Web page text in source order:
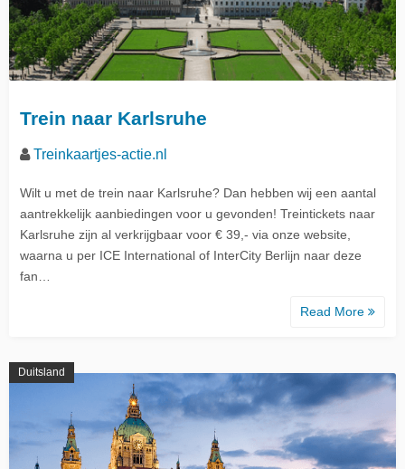
Trein naar Karlsruhe
Treinkaartjes-actie.nl
Wilt u met de trein naar Karlsruhe? Dan hebben wij een aantal
aantrekkelijk aanbiedingen voor u gevonden! Treintickets naar
Karlsruhe zijn al verkrijgbaar voor € 39,- via onze website,
waarna u per ICE International of InterCity Berlijn naar deze
fan…
Read More
Duitsland